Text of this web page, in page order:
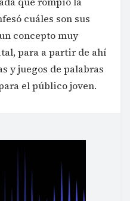
cuáles son sus
concepto muy
para a partir de ahí
y juegos de palabras
el público joven.